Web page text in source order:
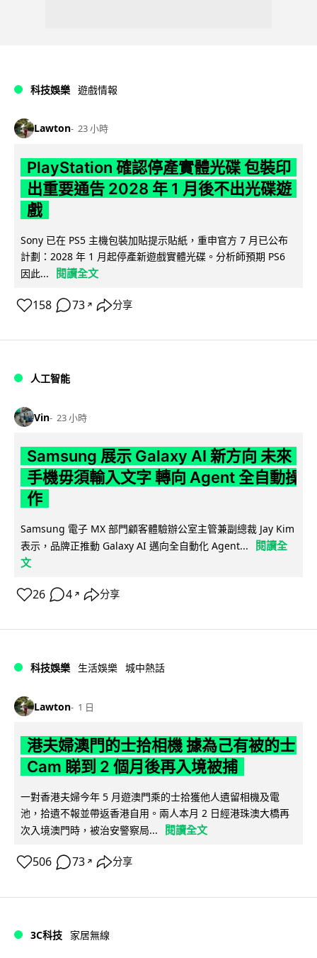
科技娛樂 遊戲情報
Lawton 23 小時
PlayStation 確認停產實體光碟 包裝印
出重要通告 2028 年 1 月後不出光碟遊
戲
Sony 已在 PS5 主機包裝加貼提示貼紙，重申官方 7 月已公布
計劃：2028 年 1 月起停產新遊戲實體光碟。分析師預期 PS6
因此...
閱讀全文
158 73 ↗ 分享
人工智能
Vin 23 小時
Samsung 展示 Galaxy AI 新方向 未來
手機毋須輸入文字 轉向 Agent 全自動操
作
Samsung 電子 MX 部門顧客體驗辦公室主管兼副總裁 Jay Kim
表示，品牌正推動 Galaxy AI 邁向全自動化 Agent...
閱讀全
文
26 4 ↗ 分享
科技娛樂 生活娛樂 城中熱話
Lawton 1 日
港夫婦澳門的士拾相機 據為己有被的士
Cam 睇到 2 個月後再入境被捕
一對香港夫婦今年 5 月遊澳門乘的士拾獲他人遺留相機及電
池，拾遺不報並帶返香港自用。兩人本月 2 日經港珠澳大橋再
次入境澳門時，被治安警察局...
閱讀全文
506 73 ↗ 分享
3C科技 家居無線